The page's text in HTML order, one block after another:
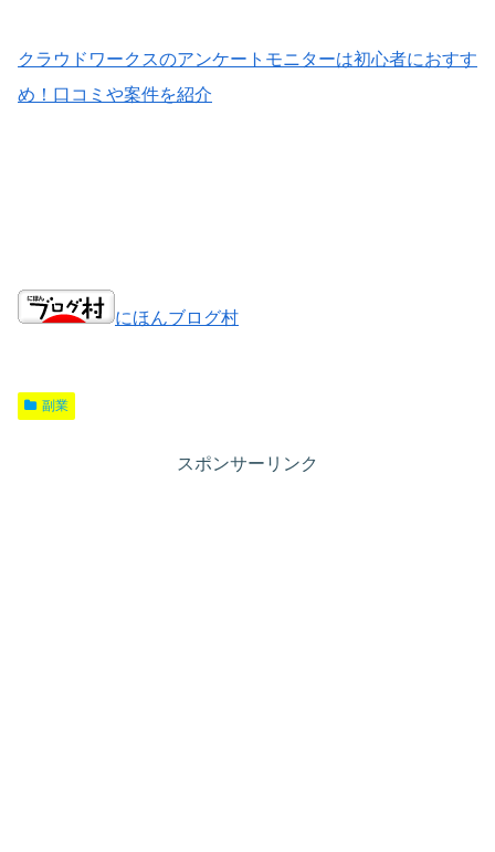
クラウドワークスのアンケートモニターは初心者におすす
め！口コミや案件を紹介
にほんブログ村
副業
スポンサーリンク